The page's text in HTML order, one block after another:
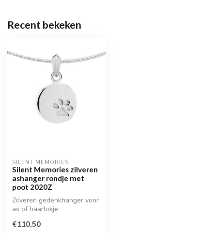
Recent bekeken
SILENT MEMORIES
Silent Memories zilveren
ashanger rondje met
poot 2020Z
Zilveren gedenkhanger voor
as of haarlokje
€110,50